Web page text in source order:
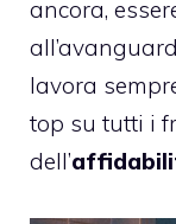
ancora,
lavora
top su tutti i
dell’